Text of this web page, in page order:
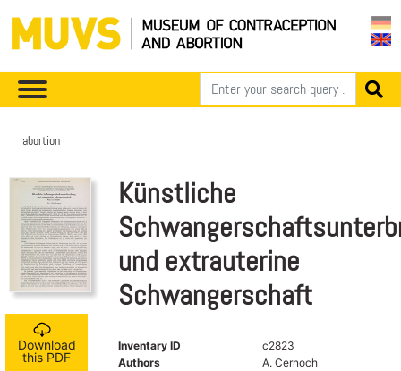
abortion
Download
this PDF
Künstliche
und extrauterine
Schwangerschaft
Inventary ID
c2823
Authors
A. Cernoch